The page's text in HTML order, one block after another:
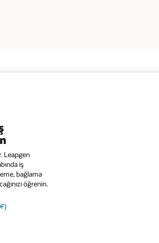
Leapgen
iş
bağlama
öğrenin.